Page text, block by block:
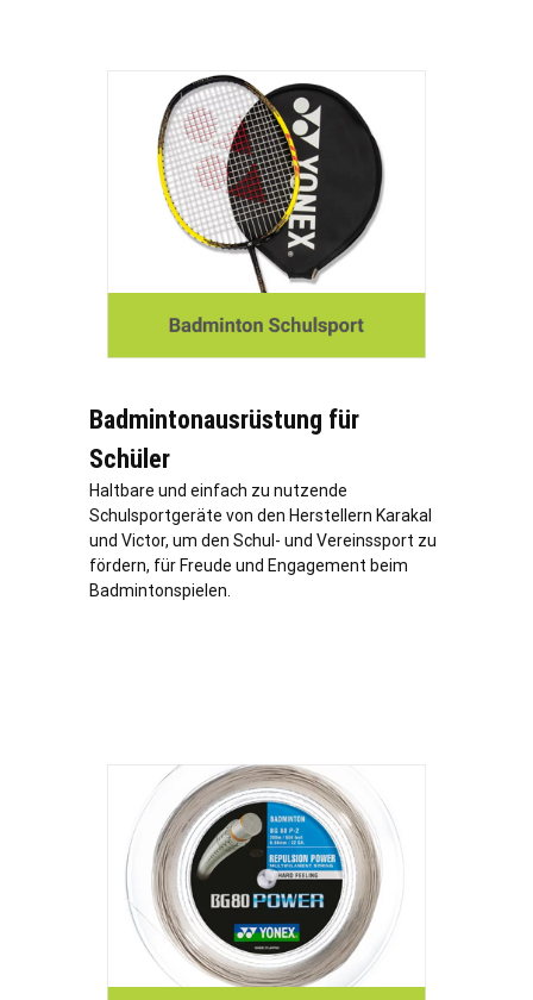
Badmintonausrüstung für
Schüler
Haltbare und einfach zu nutzende
Schulsportgeräte von den Herstellern Karakal
und Victor, um den Schul- und Vereinssport zu
fördern, für Freude und Engagement beim
Badmintonspielen.